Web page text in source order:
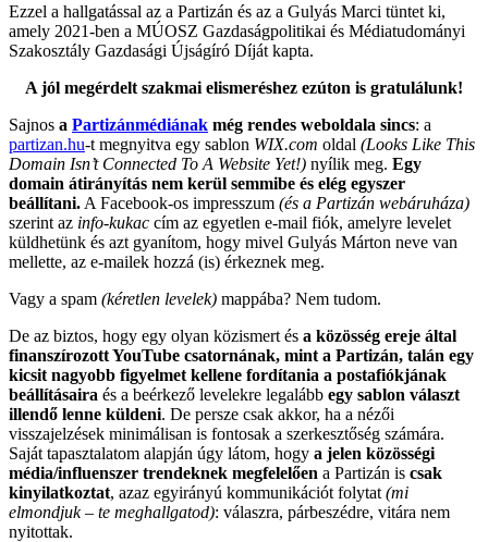
Ezzel a hallgatással az a Partizán és az a Gulyás Marci tüntet ki,
amely 2021-ben a MÚOSZ Gazdaságpolitikai és Médiatudományi
Szakosztály Gazdasági Újságíró Díját kapta.
A jól megérdelt szakmai elismeréshez ezúton is gratulálunk!
Sajnos a Partizánmédiának még rendes weboldala sincs: a
partizan.hu-t megnyitva egy sablon WIX.com oldal (Looks Like This
Domain Isn’t Connected To A Website Yet!) nyílik meg. Egy
domain átirányítás nem kerül semmibe és elég egyszer
beállítani. A Facebook-os impresszum (és a Partizán webáruháza)
szerint az info-kukac cím az egyetlen e-mail fiók, amelyre levelet
küldhetünk és azt gyanítom, hogy mivel Gulyás Márton neve van
mellette, az e-mailek hozzá (is) érkeznek meg.
Vagy a spam (kéretlen levelek) mappába? Nem tudom.
De az biztos, hogy egy olyan közismert és a közösség ereje által
finanszírozott YouTube csatornának, mint a Partizán, talán egy
kicsit nagyobb figyelmet kellene fordítania a postafiókjának
beállításaira és a beérkező levelekre legalább egy sablon választ
illendő lenne küldeni. De persze csak akkor, ha a nézői
visszajelzések minimálisan is fontosak a szerkesztőség számára.
Saját tapasztalatom alapján úgy látom, hogy a jelen közösségi
média/influenszer trendeknek megfelelően a Partizán is csak
kinyilatkoztat, azaz egyirányú kommunikációt folytat (mi
elmondjuk – te meghallgatod): válaszra, párbeszédre, vitára nem
nyitottak.